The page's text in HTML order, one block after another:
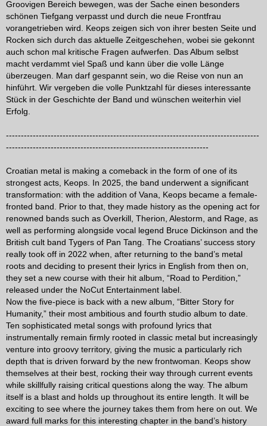
Groovigen Bereich bewegen, was der Sache einen besonders
schönen Tiefgang verpasst und durch die neue Frontfrau
vorangetrieben wird. Keops zeigen sich von ihrer besten Seite und
Rocken sich durch das aktuelle Zeitgeschehen, wobei sie gekonnt
auch schon mal kritische Fragen aufwerfen. Das Album selbst
macht verdammt viel Spaß und kann über die volle Länge
überzeugen. Man darf gespannt sein, wo die Reise von nun an
hinführt. Wir vergeben die volle Punktzahl für dieses interessante
Stück in der Geschichte der Band und wünschen weiterhin viel
Erfolg.
-------------------------------------------------------------------------------------
--------------------------------------------------------------------
Croatian metal is making a comeback in the form of one of its
strongest acts, Keops. In 2025, the band underwent a significant
transformation: with the addition of Vana, Keops became a female-
fronted band. Prior to that, they made history as the opening act for
renowned bands such as Overkill, Therion, Alestorm, and Rage, as
well as performing alongside vocal legend Bruce Dickinson and the
British cult band Tygers of Pan Tang. The Croatians’ success story
really took off in 2022 when, after returning to the band’s metal
roots and deciding to present their lyrics in English from then on,
they set a new course with their hit album, “Road to Perdition,”
released under the NoCut Entertainment label.
Now the five-piece is back with a new album, “Bitter Story for
Humanity,” their most ambitious and fourth studio album to date.
Ten sophisticated metal songs with profound lyrics that
instrumentally remain firmly rooted in classic metal but increasingly
venture into groovy territory, giving the music a particularly rich
depth that is driven forward by the new frontwoman. Keops show
themselves at their best, rocking their way through current events
while skillfully raising critical questions along the way. The album
itself is a blast and holds up throughout its entire length. It will be
exciting to see where the journey takes them from here on out. We
award full marks for this interesting chapter in the band’s history